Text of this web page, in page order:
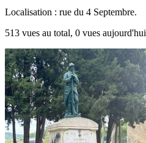
Localisation : rue du 4 Septembre.
513 vues au total, 0 vues aujourd'hui